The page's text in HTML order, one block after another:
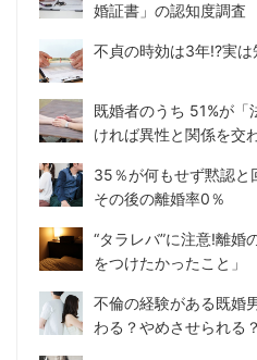
婚証書」の認知度調査
不貞の時効は3年!?実
既婚者のうち 51%が「
ければ異性と関係を交
35％が何もせず黙認
その後の離婚率0％
“タラレバ”に注意!離婚
をつけたかったこと」
不倫の経験がある既
わる？やめさせられる